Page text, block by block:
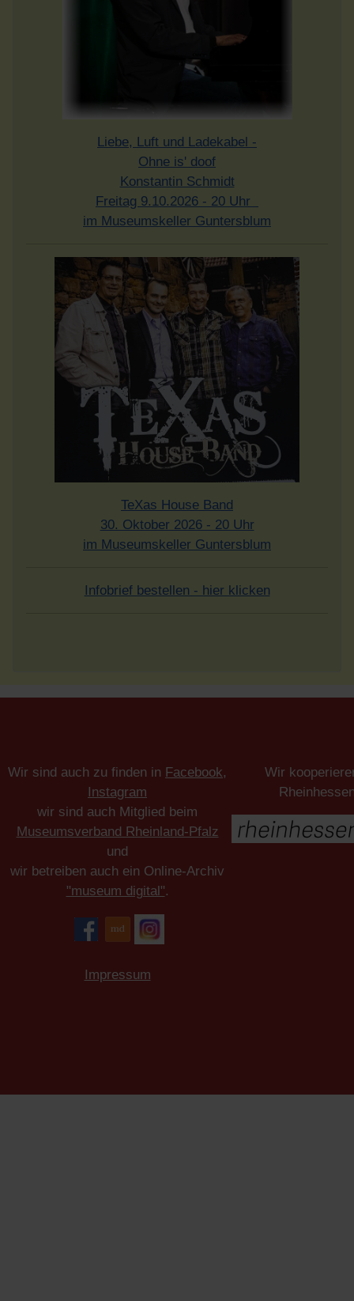
Liebe, Luft und Ladekabel -
Ohne is' doof
Konstantin Schmidt
Freitag 9.10.2026 - 20 Uhr
im Museumskeller Guntersblum
TeXas House Band
30. Oktober 2026 - 20 Uhr
im Museumskeller Guntersblum
Infobrief bestellen - hier klicken
Wir sind auch zu finden in Facebook,
Instagram
wir sind auch Mitglied beim
Museumsverband Rheinland-Pfalz
und
wir betreiben auch ein Online-Archiv
"museum digital".
Impressum
Wir